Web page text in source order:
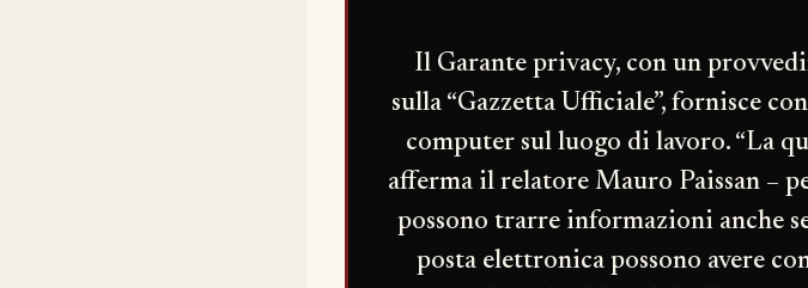
Il Garante privacy, con un
sulla “Gazzetta Ufficiale”, fornisce
computer sul luogo di lavoro. “La
afferma il relatore Mauro Paissan –
possono trarre informazioni anche
posta elettronica possono avere